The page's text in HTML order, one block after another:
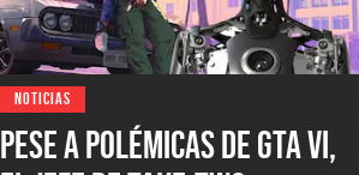
NOTICIAS
Pese a polémicas de GTA VI,